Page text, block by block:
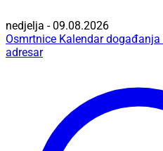
nedjelja - 09.08.2026
Osmrtnice Kalendar događanja
adresar